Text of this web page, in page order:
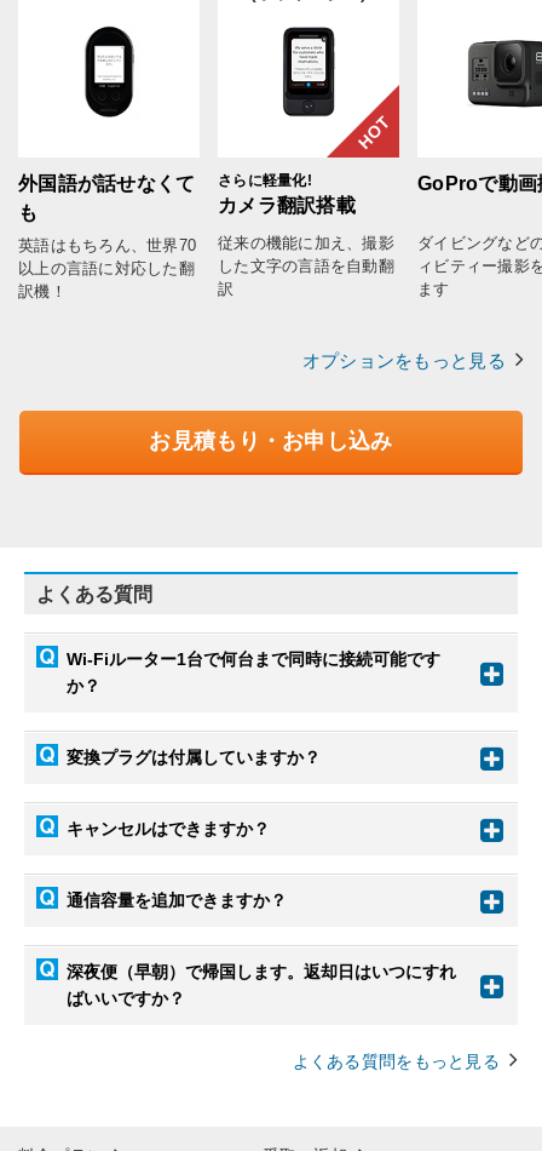
外国語が話せなくて
も
英語はもちろん、世界70
以上の言語に対応した翻
訳機！
HOT
さらに軽量化!
カメラ翻訳搭載
従来の機能に加え、撮影
した文字の言語を自動翻
訳
GoProで動画
ダイビングなど
ィビティー撮影
ます
オプションをもっと見る
お見積もり・お申し込み
よくある質問
Wi-Fiルーター1台で何台まで同時に接続可能です
か？
変換プラグは付属していますか？
キャンセルはできますか？
通信容量を追加できますか？
深夜便（早朝）で帰国します。返却日はいつにすれ
ばいいですか？
よくある質問をもっと見る